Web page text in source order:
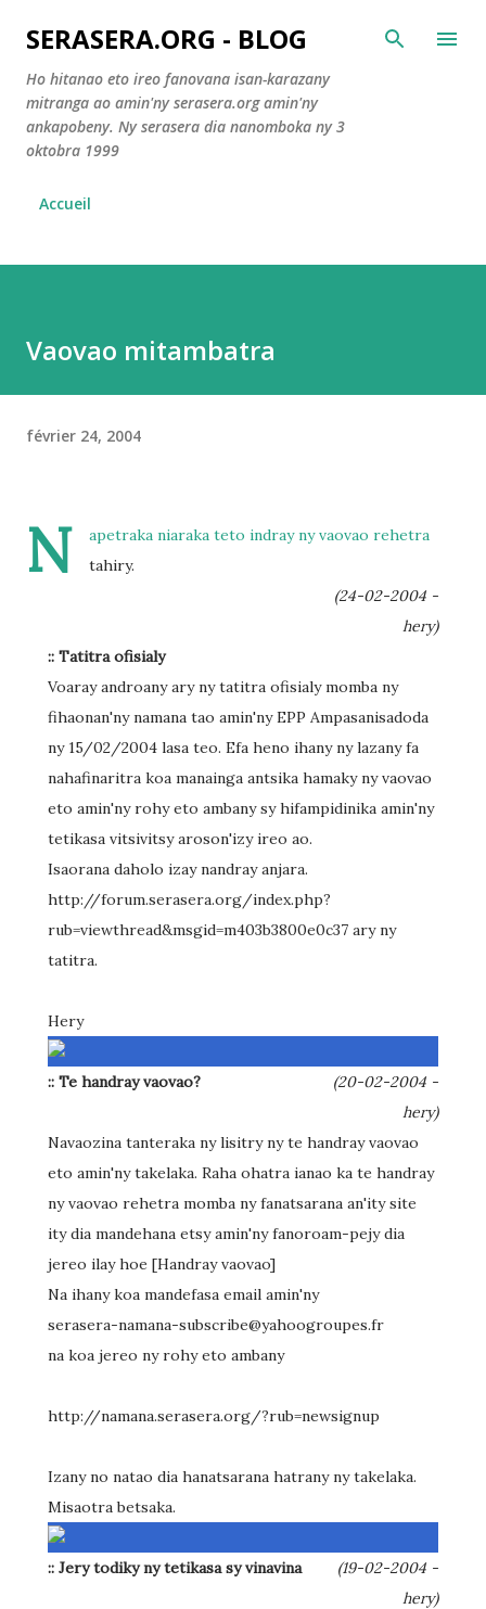
Accéder au contenu principal
SERASERA.ORG - BLOG
Ho hitanao eto ireo fanovana isan-karazany
mitranga ao amin'ny serasera.org amin'ny
ankapobeny. Ny serasera dia nanomboka ny 3
oktobra 1999
Accueil
Vaovao mitambatra
février 24, 2004
N
apetraka niaraka teto indray ny vaovao rehetra
tahiry.
:: Tatitra ofisialy
(24-02-2004 -
hery)
Voaray androany ary ny tatitra ofisialy momba ny
fihaonan'ny namana tao amin'ny EPP Ampasanisadoda
ny 15/02/2004 lasa teo. Efa heno ihany ny lazany fa
nahafinaritra koa manainga antsika hamaky ny vaovao
eto amin'ny rohy eto ambany sy hifampidinika amin'ny
tetikasa vitsivitsy aroson'izy ireo ao.
Isaorana daholo izay nandray anjara.
http://forum.serasera.org/index.php?
rub=viewthread&msgid=m403b3800e0c37 ary ny
tatitra.
Hery
:: Te handray vaovao?
(20-02-2004 -
hery)
Navaozina tanteraka ny lisitry ny te handray vaovao
eto amin'ny takelaka. Raha ohatra ianao ka te handray
ny vaovao rehetra momba ny fanatsarana an'ity site
ity dia mandehana etsy amin'ny fanoroam-pejy dia
jereo ilay hoe [Handray vaovao]
Na ihany koa mandefasa email amin'ny
serasera-namana-subscribe@yahoogroupes.fr
na koa jereo ny rohy eto ambany
http://namana.serasera.org/?rub=newsignup
Izany no natao dia hanatsarana hatrany ny takelaka.
Misaotra betsaka.
:: Jery todiky ny tetikasa sy vinavina
(19-02-2004 -
hery)